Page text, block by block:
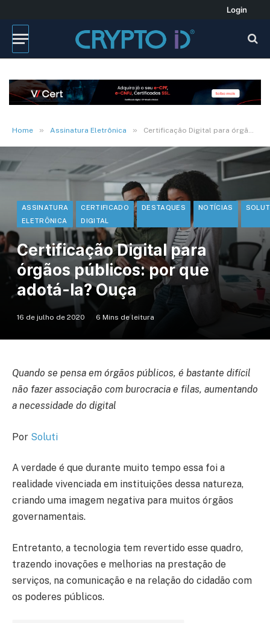
Login
Home » Assinatura Eletrônica » Certificação Digital para órgãos públicos: por que adotá-la? Ouça
ASSINATURA
ELETRÔNICA
CERTIFICADO
DIGITAL
DESTAQUES NOTÍCIAS
Certificação Digital para
órgãos públicos: por que
adotá-la? Ouça
16 de julho de 2020 6 Mins de leitura
Quando se pensa em órgãos públicos, é bastante difícil
não fazer associação com burocracia e filas, aumentando
a necessidade do digital
Por Soluti
A verdade é que durante muito tempo essa foi a
realidade vivenciada em instituições dessa natureza,
criando uma imagem negativa para muitos órgãos
governamentais.
Entretanto, a tecnologia tem revertido esse quadro,
trazendo inovações e melhorias na prestação de
serviços, na comunicação e na relação do cidadão com
os poderes públicos.